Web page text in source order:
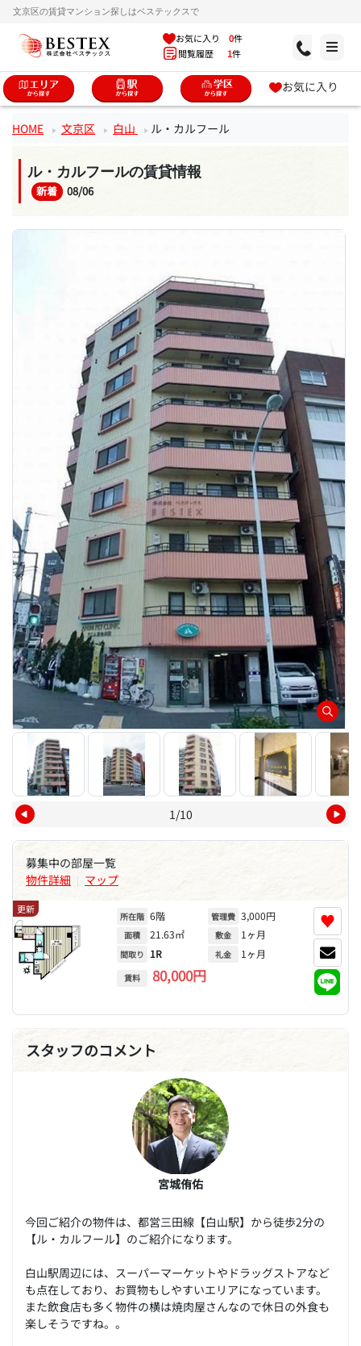
文京区の賃貸マンション探しはベステックスで
お気に入り 0件
閲覧履歴 1件
お気に入り
HOME 文京区 白山 ル・カルフール
ル・カルフールの賃貸情報
新着 08/06
1/10
募集中の部屋一覧
物件詳細 | マップ
更新
所在階 6階
面積 21.63㎡
間取り 1R
賃料 80,000円
管理費 3,000円
敷金 1ヶ月
礼金 1ヶ月
♥
スタッフのコメント
宮城侑佑
今回ご紹介の物件は、都営三田線【白山駅】から徒歩2分の
【ル・カルフール】のご紹介になります。
白山駅周辺には、スーパーマーケットやドラッグストアなど
も点在しており、お買物もしやすいエリアになっています。
また飲食店も多く物件の横は焼肉屋さんなので休日の外食も
楽しそうですね。。